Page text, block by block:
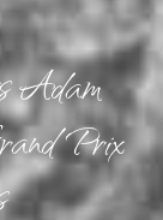
Adam
Prix